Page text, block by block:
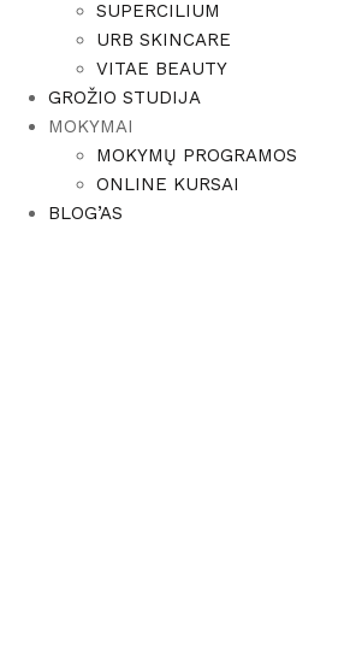
SUPERCILIUM
URB SKINCARE
VITAE BEAUTY
GROŽIO STUDIJA
MOKYMAI
MOKYMŲ PROGRAMOS
ONLINE KURSAI
BLOG’AS